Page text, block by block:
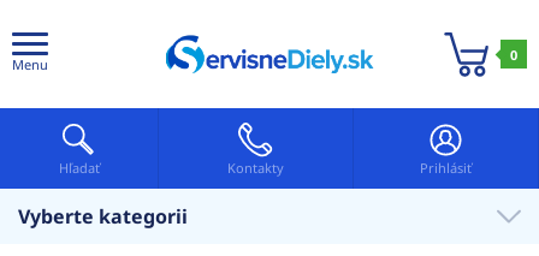
Menu
0
Hľadať Kontakty Prihlásiť
Vyberte kategorii